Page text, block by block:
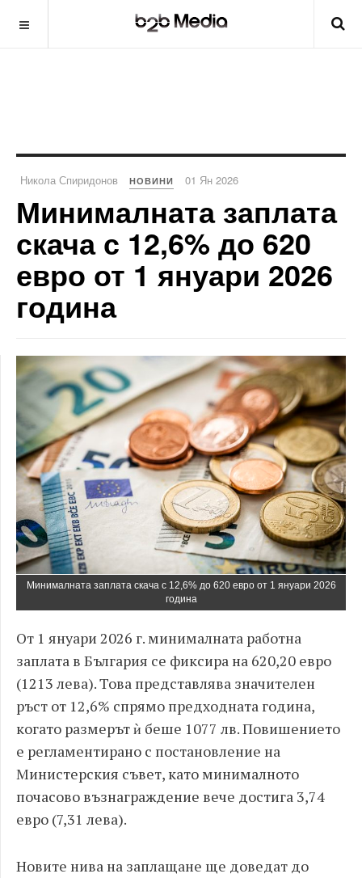
Никола Спиридонов НОВИНИ 01 Ян 2026
Минималната заплата
скача с 12,6% до 620
евро от 1 януари 2026
година
Минималната заплата скача с 12,6% до 620 евро от 1 януари 2026
година
От 1 януари 2026 г. минималната работна
заплата в България се фиксира на 620,20 евро
(1213 лева). Това представлява значителен
ръст от 12,6% спрямо предходната година,
когато размерът ѝ беше 1077 лв. Повишението
е регламентирано с постановление на
Министерския съвет, като минималното
почасово възнаграждение вече достига 3,74
евро (7,31 лева).
Новите нива на заплащане ще доведат до